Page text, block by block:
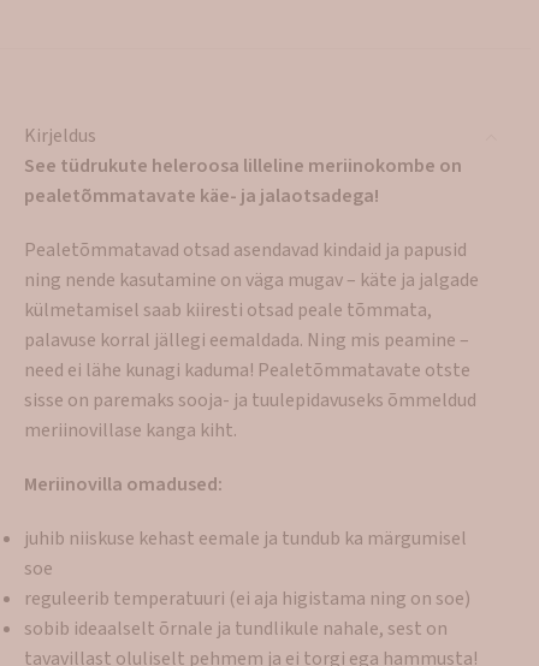
Kirjeldus
See tüdrukute heleroosa lilleline meriinokombe on
pealetõmmatavate käe- ja jalaotsadega!
Pealetõmmatavad otsad asendavad kindaid ja papusid
ning nende kasutamine on väga mugav – käte ja jalgade
külmetamisel saab kiiresti otsad peale tõmmata,
palavuse korral jällegi eemaldada. Ning mis peamine –
need ei lähe kunagi kaduma! Pealetõmmatavate otste
sisse on paremaks sooja- ja tuulepidavuseks õmmeldud
meriinovillase kanga kiht.
Meriinovilla omadused:
juhib niiskuse kehast eemale ja tundub ka märgumisel
soe
reguleerib temperatuuri (ei aja higistama ning on soe)
sobib ideaalselt õrnale ja tundlikule nahale, sest on
tavavillast oluliselt pehmem ja ei torgi ega hammusta!